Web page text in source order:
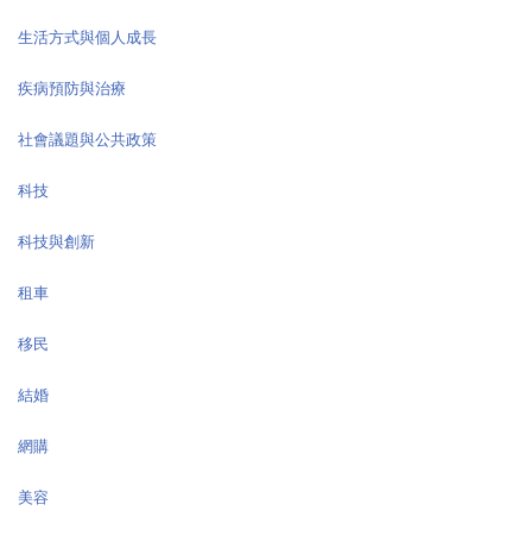
生活方式與個人成長
疾病預防與治療
社會議題與公共政策
科技
科技與創新
租車
移民
結婚
網購
美容